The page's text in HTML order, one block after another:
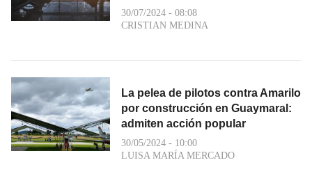
30/07/2024 - 08:08
CRISTIAN MEDINA
La pelea de pilotos contra Amarilo
por construcción en Guaymaral:
admiten acción popular
30/05/2024 - 10:00
LUISA MARÍA MERCADO